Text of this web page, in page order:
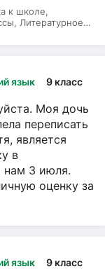
к школе,
Литературное
язык 9 класс
Моя дочь
переписать
является
в
нам 3 июля.
оценку за
язык 9 класс